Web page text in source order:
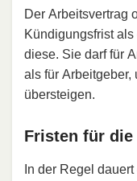
Der Arbeitsvertrag
Kündigungsfrist
diese. Sie darf für
als für Arbeitgeber,
übersteigen.
Fristen für
In der Regel